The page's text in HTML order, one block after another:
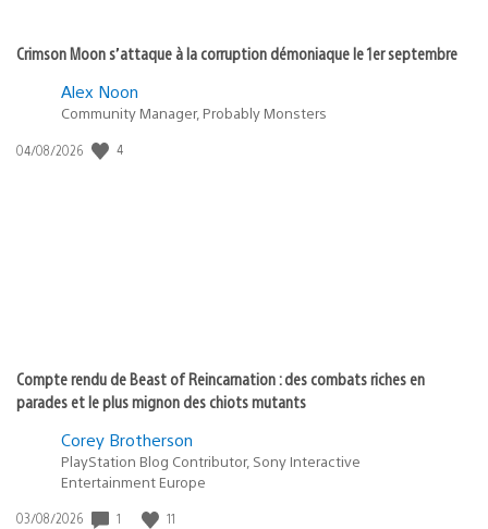
Crimson Moon s’attaque à la corruption démoniaque le 1er septembre
Alex Noon
Community Manager, Probably Monsters
Date
04/08/2026 4
Compte rendu de Beast of Reincarnation : des combats riches en
parades et le plus mignon des chiots mutants
Corey Brotherson
PlayStation Blog Contributor, Sony Interactive
Entertainment Europe
Date
03/08/2026 1 11